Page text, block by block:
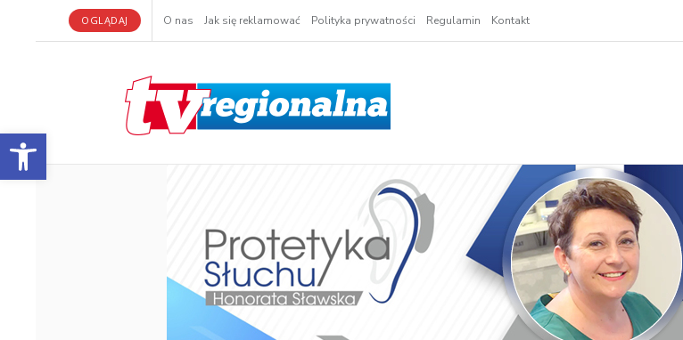
Otwórz pasek narzędzi
OGLĄDAJ O nas Jak się reklamować Polityka prywatności Regulamin Kontakt